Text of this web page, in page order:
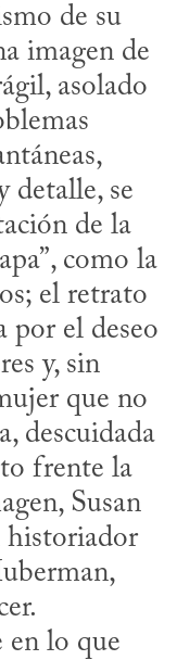
de su
imagen de
asolado
detalle, se
de la
como la
el retrato
por el deseo
y, sin
que no
descuidada
frente la
Susan
historiador
en lo que